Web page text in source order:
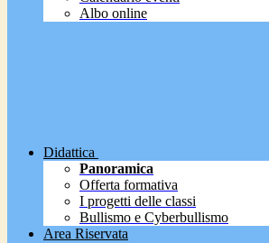
Albo online
Didattica
Panoramica
Offerta formativa
I progetti delle classi
Bullismo e Cyberbullismo
Area Riservata